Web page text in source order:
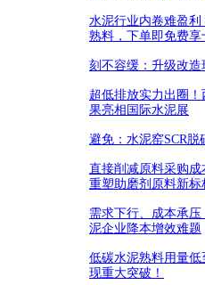
水泥行业内卷难盈
熟料，下单即免费享
刻不容缓：升级改造
超低排放实力出圈
果亮相国际水泥展
避免：水泥窑SCR脱
直接削减原料采购
重塑助磨剂原料新标
需求下行、成本承
泥企业降本增效难题
低碳水泥熟料用量
现重大突破！